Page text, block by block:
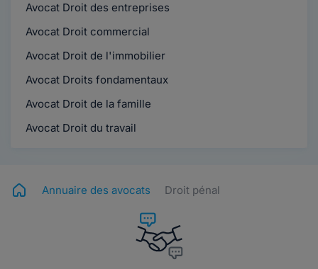
Avocat Droit des entreprises
Avocat Droit commercial
Avocat Droit de l'immobilier
Avocat Droits fondamentaux
Avocat Droit de la famille
Avocat Droit du travail
Annuaire des avocats Droit pénal